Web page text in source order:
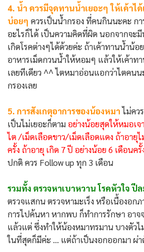
4. น้ำ ควรมีจุดทานน้ำเยอะๆ ให้เค้าไ
บ่อยๆ ควรเป็นน้ำกรอง ที่คนกินนะคะ ก
อะไรก็ได้ เป็นความคิดที่ผิด นอกจากจะ
เกิดโรคต่างๆได้ด้วยค่ะ ถ้าเค้าทานน้ำน้อ
อาหารเม็ดกวนน้ำให้หอมๆ แล้วให้เค้าท
เลยทีเดียว ^^ ไตหมาอ่อนแอกว่าไตคนน
กรองเลย
5. การสังเกตุอาการของน้องหมาไม่คว
เป็นไม่เยอะก็ตาม อย่างน้อยสุดให้หมอเ
ไต /เม็ดเลือดขาว/เม็ดเลือดแดง ถ้าอายุ
ครั้ง ถ้าอายุ เกิด 7 ปี อย่างน้อย 6 เดือนครั้
ปกติ ควร Follow up ทุก 3 เดือน
รวมทั้ง ตรวจหาเบาหวาน โรคหัวใจ ปี
ตรวจแสกน ตรวจหามะเร็ง หรือเนื้องอก
การไปค้นหา หากพบ ก็ทำการรักษา อาจ
แล้วแต่ ซึ่งทำให้น้องหมาทรมาน บางตัวไ
ในที่สุดก็มีค่ะ ... แต่ถ้าเป็นงอกออกมา ผ่า